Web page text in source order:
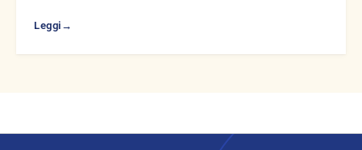
Leggi →